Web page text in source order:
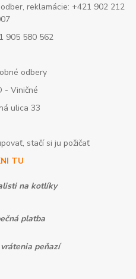
reklamácie: +421 902 212
905 580 562
odbery
- Viničné
ulica 33
stačí si ju požičať
TU
na kotlíky
platba
peňazí